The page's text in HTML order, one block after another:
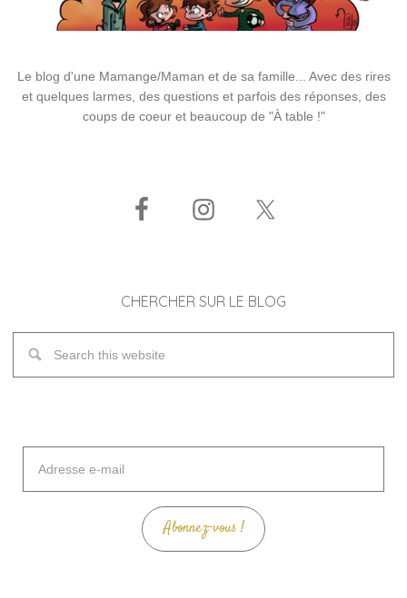
Le blog d'une Mamange/Maman et de sa famille... Avec des rires
et quelques larmes, des questions et parfois des réponses, des
coups de coeur et beaucoup de "À table !"
CHERCHER SUR LE BLOG
mail
Abonnez-vous !